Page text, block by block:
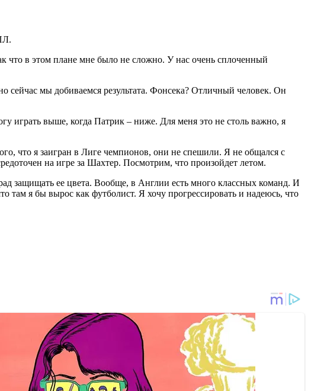
что в этом плане мне было не сложно. У нас очень сплоченный
сейчас мы добиваемся результата. Фонсека? Отличный человек. Он
играть выше, когда Патрик – ниже. Для меня это не столь важно, я
что я заигран в Лиге чемпионов, они не спешили. Я не общался с
на игре за Шахтер. Посмотрим, что произойдет летом.
защищать ее цвета. Вообще, в Англии есть много классных команд. И
я бы вырос как футболист. Я хочу прогрессировать и надеюсь, что